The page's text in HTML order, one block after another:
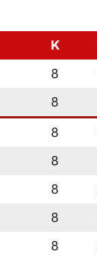
K
8
8
8
8
8
8
8